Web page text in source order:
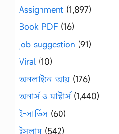
Assignment (1,897)
Book PDF (16)
job suggestion (91)
Viral (10)
অনলাইনে আয় (176)
অনার্স ও মাস্টার্স(1,440)
ই-সার্ভিস(60)
ইসলাম(542)